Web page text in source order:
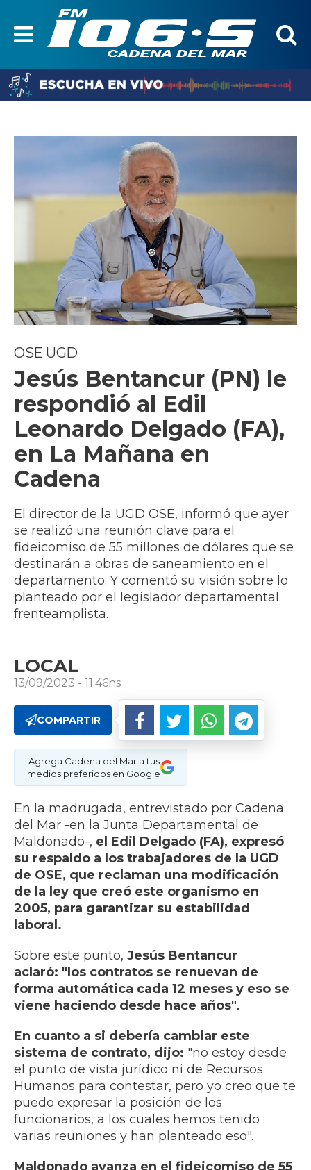
OSE UGD
Jesús Bentancur (PN) le
respondió al Edil
Leonardo Delgado (FA),
en La Mañana en
Cadena
El director de la UGD OSE, informó que ayer
se realizó una reunión clave para el
fideicomiso de 55 millones de dólares que se
destinarán a obras de saneamiento en el
departamento. Y comentó su visión sobre lo
planteado por el legislador departamental
frenteamplista.
LOCAL
13/09/2023 - 11:46hs
COMPARTIR
Agrega Cadena del Mar a tus
medios preferidos en Google
En la madrugada, entrevistado por Cadena
del Mar -en la Junta Departamental de
Maldonado-, el Edil Delgado (FA), expresó
su respaldo a los trabajadores de la UGD
de OSE, que reclaman una modificación
de la ley que creó este organismo en
2005, para garantizar su estabilidad
laboral.
Sobre este punto, Jesús Bentancur
aclaró: "los contratos se renuevan de
forma automática cada 12 meses y eso se
viene haciendo desde hace años".
En cuanto a si debería cambiar este
sistema de contrato, dijo: "no estoy desde
el punto de vista jurídico ni de Recursos
Humanos para contestar, pero yo creo que te
puedo expresar la posición de los
funcionarios, a los cuales hemos tenido
varias reuniones y han planteado eso".
Maldonado avanza en el fideicomiso de 55